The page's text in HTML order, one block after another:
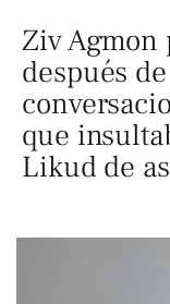
Ziv Agmon
después
que
Likud de